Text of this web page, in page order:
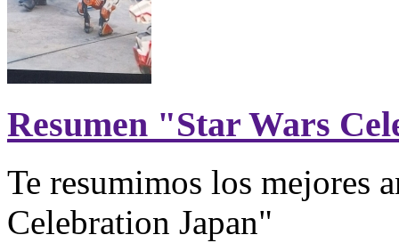
Resumen "Star Wars
Te resumimos los mejores
Celebration Japan"